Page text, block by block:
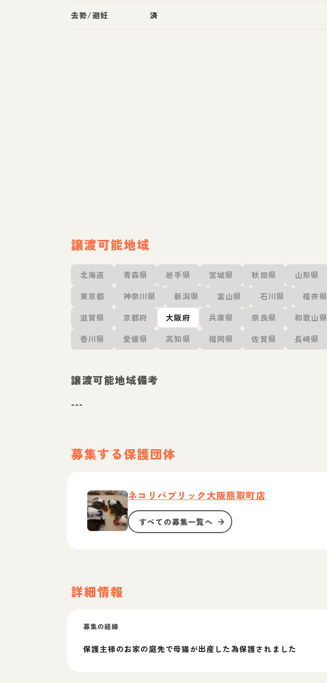
去勢/避妊 済
譲渡可能地域
北海道 青森県 岩手県 宮城県 秋田県 山形県
東京都
神奈川県 新潟県 富山県 石川県 福井県
滋賀県
京都府 大阪府 兵庫県 奈良県 和歌山県
香川県
愛媛県 高知県 福岡県 佐賀県 長崎県
譲渡可能地域備考
---
募集する保護団体
ネコリパブリック大阪熊取町店
すべての募集一覧へ
詳細情報
募集の経緯
保護主様のお家の庭先で母猫が出産した為保護されました